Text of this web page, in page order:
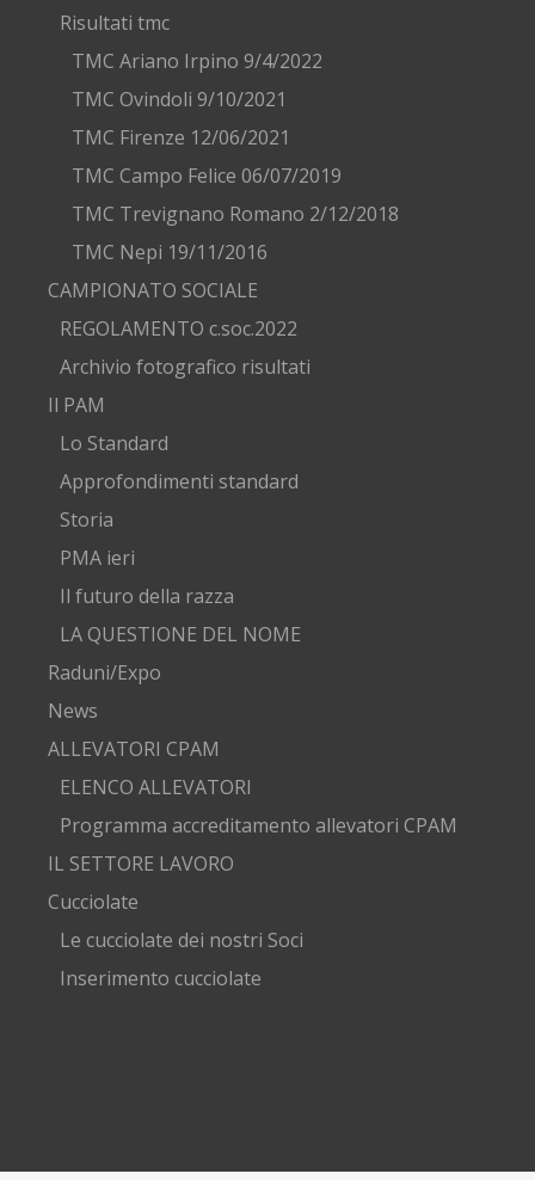
Risultati tmc
TMC Ariano Irpino 9/4/2022
TMC Ovindoli 9/10/2021
TMC Firenze 12/06/2021
TMC Campo Felice 06/07/2019
TMC Trevignano Romano 2/12/2018
TMC Nepi 19/11/2016
CAMPIONATO SOCIALE
REGOLAMENTO c.soc.2022
Archivio fotografico risultati
Il PAM
Lo Standard
Approfondimenti standard
Storia
PMA ieri
Il futuro della razza
LA QUESTIONE DEL NOME
Raduni/Expo
News
ALLEVATORI CPAM
ELENCO ALLEVATORI
Programma accreditamento allevatori CPAM
IL SETTORE LAVORO
Cucciolate
Le cucciolate dei nostri Soci
Inserimento cucciolate